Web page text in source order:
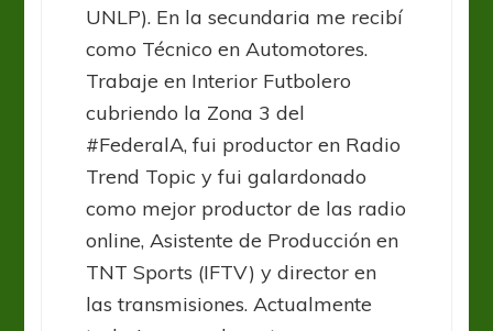
UNLP). En la secundaria me recibí
como Técnico en Automotores.
Trabaje en Interior Futbolero
cubriendo la Zona 3 del
#FederalA, fui productor en Radio
Trend Topic y fui galardonado
como mejor productor de las radio
online, Asistente de Producción en
TNT Sports (IFTV) y director en
las transmisiones. Actualmente